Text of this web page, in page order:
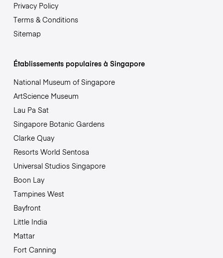
Privacy Policy
Terms & Conditions
Sitemap
Établissements populaires à Singapore
National Museum of Singapore
ArtScience Museum
Lau Pa Sat
Singapore Botanic Gardens
Clarke Quay
Resorts World Sentosa
Universal Studios Singapore
Boon Lay
Tampines West
Bayfront
Little India
Mattar
Fort Canning